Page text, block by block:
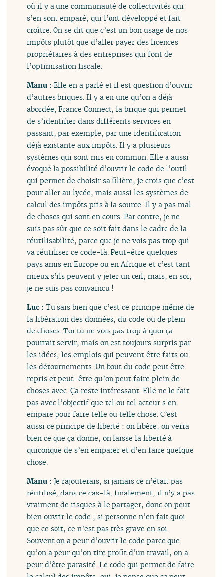
où il y a une communauté de collectivités qui
s’en sont emparé, qui l’ont développé et fait
croître. On se dit que c’est un bon usage de nos
impôts plutôt que d’aller payer des licences
propriétaires à des entreprises qui font de
l’optimisation fiscale.
Manu :Elle en a parlé et il est question d’ouvrir
d’autres briques. Il y a en une qu’on a déjà
abordée, France Connect, la brique qui permet
de s’identifier dans différents services en
passant, par exemple, par une identification
déjà existante aux impôts. Il y a plusieurs
systèmes qui sont mis en commun. Elle a aussi
évoqué la possibilité d’ouvrir le code de l’outil
qui permet de choisir sa filière, je crois que c’est
pour aller au lycée, mais aussi les systèmes de
calcul des impôts pris à la source. Il y a pas mal
de choses qui sont en cours. Par contre, je ne
suis pas sûr que ce soit fait dans le cadre de la
réutilisabilité, parce que je ne vois pas trop qui
va réutiliser ce code-là. Peut-être quelques
pays amis en Europe ou en Afrique et c’est tant
mieux s’ils peuvent y jeter un œil, mais, en soi,
je ne suis pas convaincu !
Luc :Tu sais bien que c’est ce principe même de
la libération des données, du code ou de plein
de choses. Toi tu ne vois pas trop à quoi ça
pourrait servir, mais on est toujours surpris par
les idées, les emplois qui peuvent être faits ou
les détournements. Un bout du code peut être
repris et peut-être qu’on peut faire plein de
choses avec. Ça reste intéressant. Elle ne le fait
pas avec l’objectif que tel ou tel acteur s’en
empare pour faire telle ou telle chose. C’est
aussi ce principe de liberté : on libère, on verra
bien ce que ça donne, on laisse la liberté à
quiconque de s’en emparer et d’en faire quelque
chose.
Manu :Je rajouterais, si jamais ce n’était pas
réutilisé, dans ce cas-là, finalement, il n’y a pas
vraiment de risques à le partager, donc on peut
bien ouvrir le code ; si personne n’en fait quoi
que ce soit, ce n’est pas très grave en soi.
Souvent on a peur d’ouvrir le code parce que
qu’on a peur qu’on tire profit d’un travail, on a
peur d’être parasité. Le code qui permet de faire